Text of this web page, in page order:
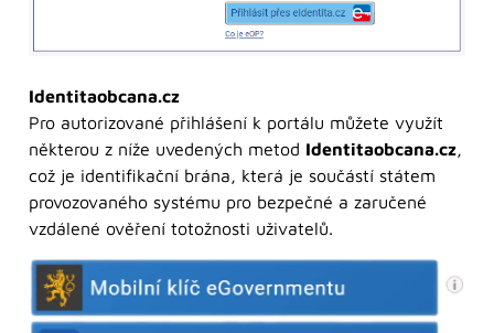
Identitaobcana.cz
Pro autorizované přihlášení k portálu můžete využít
některou z níže uvedených metod Identitaobcana.cz,
což je identifikační brána, která je součástí státem
provozovaného systému pro bezpečné a zaručené
vzdálené ověření totožnosti uživatelů.